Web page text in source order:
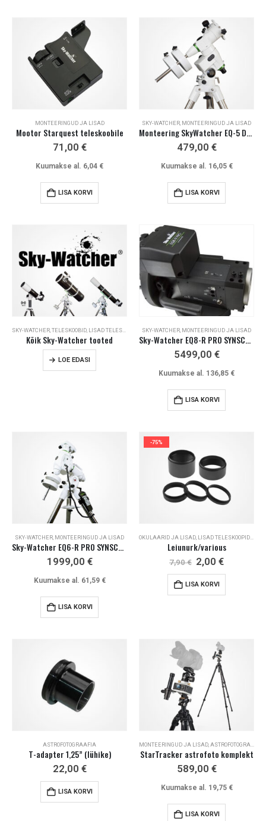
MONTEERINGUD JA LISAD
Mootor Starquest teleskoobile
71,00 €
Kuumakse al. 6,04 €
LISA KORVI
SKY-WATCHER, MONTEERINGUD JA LISAD
Monteering SkyWatcher EQ-5 Deluxe
479,00 €
Kuumakse al. 16,05 €
LISA KORVI
SKY-WATCHER TELESKOOBID LISAD TELESKOOPIDELE
Kõik Sky-Watcher tooted
LOE EDASI
SKY-WATCHER MONTEERINGUD JA LISAD
Sky-Watcher EQ8-R PRO SYNSCAN +tripod
5499,00 €
Kuumakse al. 136,85 €
LISA KORVI
SKY-WATCHER MONTEERINGUD JA LISAD
Sky-Watcher EQ6-R PRO SYNSCAN™
1999,00 €
Kuumakse al. 61,59 €
LISA KORVI
-75%
OKULAARID JA LISAD LISAD TELESKOOPIDELE
Leiunurk/various
7,90€ Algne
hind
oli:
7,90 €.
2,00 €Current
LISA KORVI
ASTROFOTOGRAAFIA
T-adapter 1,25” (lühike)
22,00 €
LISA KORVI
MONTEERINGUD JA LISAD ASTROFOTOGRAAFIA
StarTracker astrofoto komplekt
589,00 €
Kuumakse al. 19,75 €
LISA KORVI